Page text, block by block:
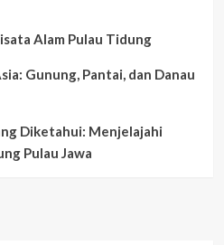
Alam Pulau Tidung
Gunung, Pantai, dan Danau
Diketahui: Menjelajahi
Pulau Jawa